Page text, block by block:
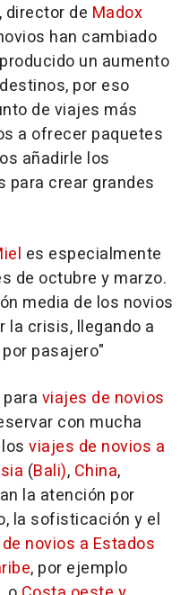
director de Madox
han cambiado
un aumento
por eso
de viajes más
a ofrecer paquetes
añadirle los
para crear grandes
es especialmente
de octubre y marzo.
media de los novios
la crisis, llegando a
pasajero"
viajes de novios
con mucha
viajes de novios a
(Bali), China,
la atención por
la sofisticación y el
novios a Estados
, por ejemplo